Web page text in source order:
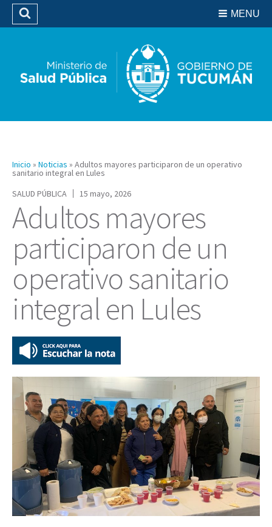
Biblioteca
MENU
Buscar
Inicio » Noticias » Adultos mayores participaron de un operativo
sanitario integral en Lules
SALUD PÚBLICA
15 mayo, 2026
Adultos mayores
participaron de un
operativo sanitario
integral en Lules